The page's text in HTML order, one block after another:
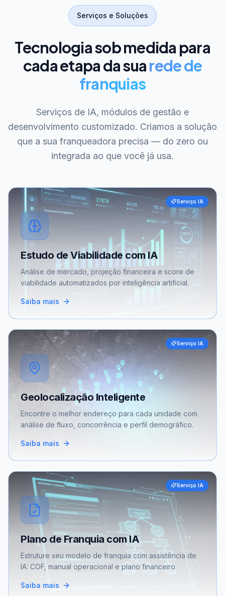
Serviços e Soluções
Tecnologia sob medida para
cada etapa da suarede de
franquias
Serviços de IA, módulos de gestão e
desenvolvimento customizado. Criamos a solução
que a sua franqueadora precisa — do zero ou
integrada ao que você já usa.
Serviço IA
Estudo de Viabilidade com IA
Análise de mercado, projeção financeira e score de
viabilidade automatizados por inteligência artificial.
Saiba mais
Serviço IA
Geolocalização Inteligente
Encontre o melhor endereço para cada unidade com
análise de fluxo, concorrência e perfil demográfico.
Saiba mais
Serviço IA
Plano de Franquia com IA
Estruture seu modelo de franquia com assistência de
IA: COF, manual operacional e plano financeiro.
Saiba mais